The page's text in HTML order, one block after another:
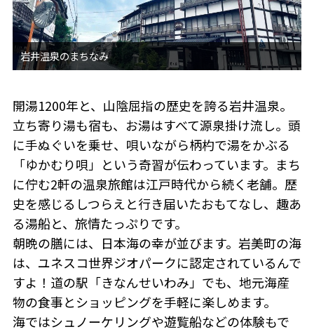
開湯1200年と、山陰屈指の歴史を誇る岩井温泉。
立ち寄り湯も宿も、お湯はすべて源泉掛け流し。頭
に手ぬぐいを乗せ、唄いながら柄杓で湯をかぶる
「ゆかむり唄」という奇習が伝わっています。まち
に佇む2軒の温泉旅館は江戸時代から続く老舗。歴
史を感じるしつらえと行き届いたおもてなし、趣あ
る湯船と、旅情たっぷりです。
朝晩の膳には、日本海の幸が並びます。岩美町の海
は、ユネスコ世界ジオパークに認定されているんで
すよ！道の駅「きなんせいわみ」でも、地元海産
物の食事とショッピングを手軽に楽しめます。
海ではシュノーケリングや遊覧船などの体験もで